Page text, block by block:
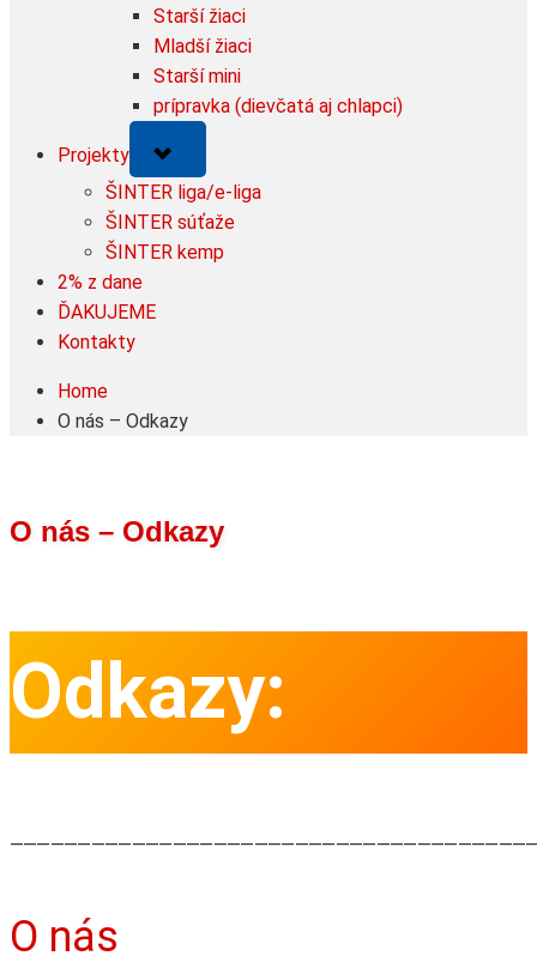
Starší žiaci
Mladší žiaci
Starší mini
prípravka (dievčatá aj chlapci)
Projekty
sub-
menu
ŠINTER liga/e-liga
ŠINTER súťaže
ŠINTER kemp
2% z dane
ĎAKUJEME
Kontakty
Home
O nás – Odkazy
O nás – Odkazy
Odkazy:
O nás